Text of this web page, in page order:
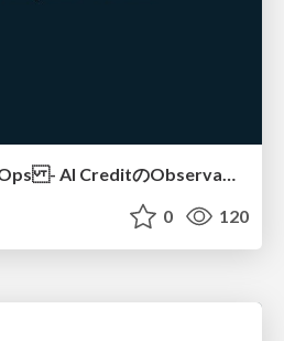
GitHub CopilotのFinOps - AI CreditのObservabilityと価値を生むためのエージェント設計
0 120